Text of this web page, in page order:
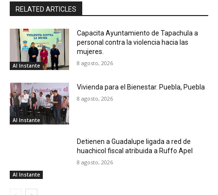
RELATED ARTICLES
Al Instante
Capacita Ayuntamiento de Tapachula a
personal contra la violencia hacia las
mujeres.
8 agosto, 2026
Al Instante
Vivienda para el Bienestar. Puebla, Puebla
8 agosto, 2026
Al Instante
Detienen a Guadalupe ligada a red de
huachicol fiscal atribuida a Ruffo Apel
8 agosto, 2026